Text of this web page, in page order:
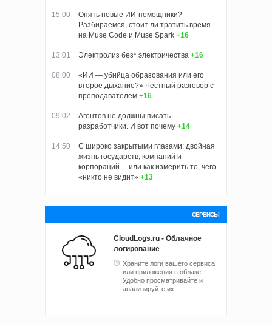
15:00
Опять новые ИИ-помощники?
Разбираемся, стоит ли тратить время
на Muse Code и Muse Spark +16
13:01 Электролиз без* электричества +16
08:00
«ИИ — убийца образования или его
второе дыхание?» Честный разговор с
преподавателем +16
09:02
Агентов не должны писать
разработчики. И вот почему +14
14:50
С широко закрытыми глазами: двойная
жизнь государств, компаний и
корпораций —или как измерить то, чего
«никто не видит» +13
СЕРВИСЫ
CloudLogs.ru - Облачное
логирование
Храните логи вашего сервиса
или приложения в облаке.
Удобно просматривайте и
анализируйте их.